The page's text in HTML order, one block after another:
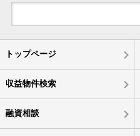
トップページ
収益物件検索
融資相談